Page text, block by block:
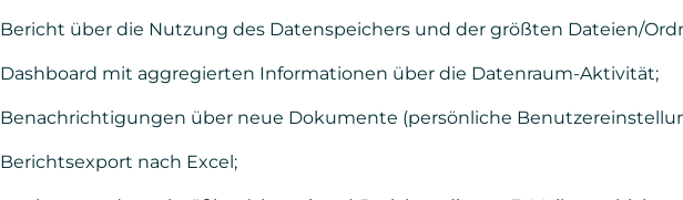
Bericht über die Nutzung des Datenspeichers und der größten Dateien/
Dashboard mit aggregierten Informationen über die Datenraum-Aktivität;
Benachrichtigungen über neue Dokumente (persönliche
Berichtsexport nach Excel;